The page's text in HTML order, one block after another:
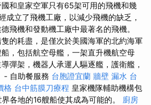
和皇家空軍只有65架可用的飛機和幾
成立了飛機工廠，以減少飛機的缺乏，
飛機和發動機工廠中最著名的飛機。
的耗盡，是僅次於美國海軍的北約海軍
，包括航空母艦，一架直升機航空母
彈架，機器人承運人驅逐艦，護衛艦，
- 自助餐服務 台胞證宜蘭 牆壁 漏水 台
格 台中筋膜刀療程 皇家機隊輔助機構包
各地的16艘船使其成為可能的。 廚房